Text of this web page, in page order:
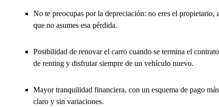
No te preocupas por la depreciación: no eres el propietario,
que no asumes esa pérdida.
Posibilidad de renovar el carro cuando se termina el contrato
de renting y disfrutar siempre de un vehículo nuevo.
Mayor tranquilidad financiera, con un esquema de pago más
claro y sin variaciones.